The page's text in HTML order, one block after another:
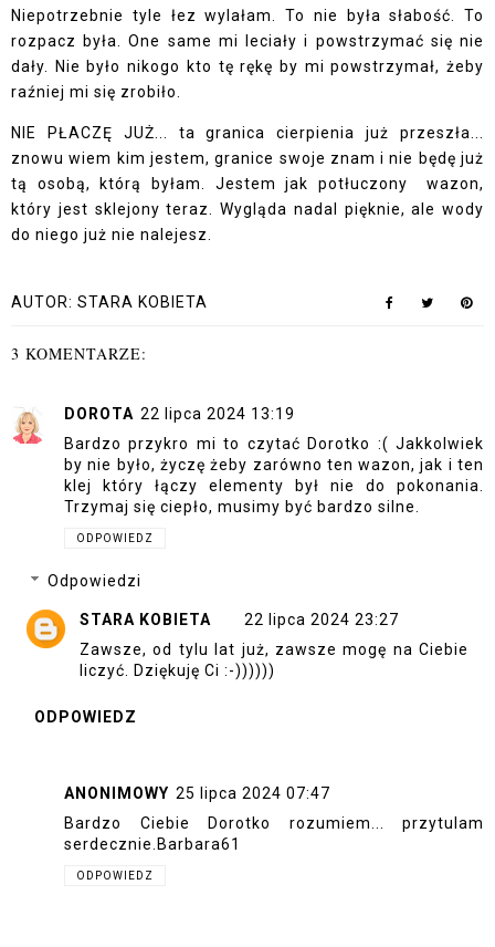
Niepotrzebnie tyle łez wylałam. To nie była słabość. To
rozpacz była. One same mi leciały i powstrzymać się nie
dały. Nie było nikogo kto tę rękę by mi powstrzymał, żeby
raźniej mi się zrobiło.
NIE PŁACZĘ JUŻ... ta granica cierpienia już przeszła...
znowu wiem kim jestem, granice swoje znam i nie będę już
tą osobą, którą byłam. Jestem jak potłuczony wazon,
który jest sklejony teraz. Wygląda nadal pięknie, ale wody
do niego już nie nalejesz.
AUTOR: STARA KOBIETA
3 KOMENTARZE:
DOROTA 22 lipca 2024 13:19
Bardzo przykro mi to czytać Dorotko :( Jakkolwiek
by nie było, życzę żeby zarówno ten wazon, jak i ten
klej który łączy elementy był nie do pokonania.
Trzymaj się ciepło, musimy być bardzo silne.
ODPOWIEDZ
Odpowiedzi
STARA KOBIETA
22 lipca 2024 23:27
Zawsze, od tylu lat już, zawsze mogę na Ciebie
liczyć. Dziękuję Ci :-))))))
ODPOWIEDZ
ANONIMOWY 25 lipca 2024 07:47
Bardzo Ciebie Dorotko rozumiem... przytulam
serdecznie.Barbara61
ODPOWIEDZ